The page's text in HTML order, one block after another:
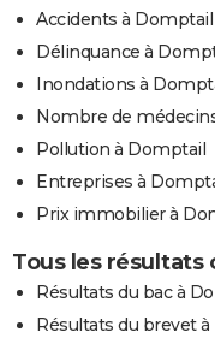
Accidents à Domptail
Délinquance à
Inondations à
Nombre de
Pollution à Domptail
Entreprises à
Prix immobilier à
Tous les résultats
Résultats du bac à
Résultats du brevet